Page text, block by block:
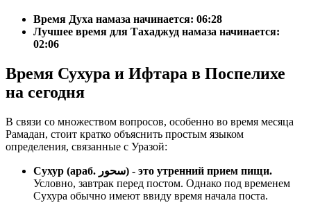
Время Духа намаза начинается: 06:28
Лучшее время для Тахаджуд намаза начинается:
02:06
Время Сухура и Ифтара в Поспелихе
на сегодня
В связи со множеством вопросов, особенно во время месяца
Рамадан, стоит кратко объяснить простым языком
определения, связанные с Уразой:
Сухур (араб. سحور) - это утренний прием пищи.
Условно, завтрак перед постом. Однако под временем
Сухура обычно имеют ввиду время начала поста.